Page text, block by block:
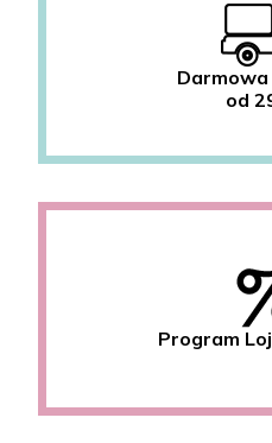
od
Program